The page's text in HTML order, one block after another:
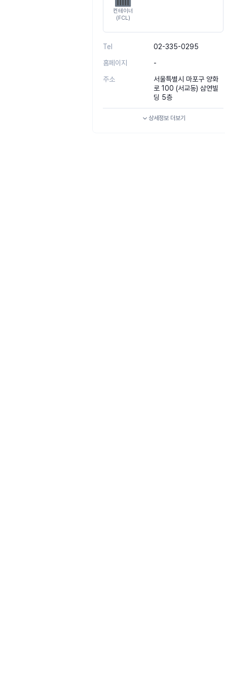
컨테이너
(FCL)
Tel
02-335-0295
홈페이지
-
주소
서울특별시 마포구 양화
로 100 (서교동) 삼연빌
딩 5층
상세정보 더보기